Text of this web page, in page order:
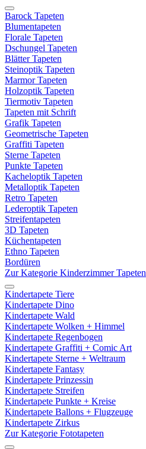
Barock Tapeten
Blumentapeten
Florale Tapeten
Dschungel Tapeten
Blätter Tapeten
Steinoptik Tapeten
Marmor Tapeten
Holzoptik Tapeten
Tiermotiv Tapeten
Tapeten mit Schrift
Grafik Tapeten
Geometrische Tapeten
Graffiti Tapeten
Sterne Tapeten
Punkte Tapeten
Kacheloptik Tapeten
Metalloptik Tapeten
Retro Tapeten
Lederoptik Tapeten
Streifentapeten
3D Tapeten
Küchentapeten
Ethno Tapeten
Bordüren
Zur Kategorie Kinderzimmer Tapeten
Kindertapete Tiere
Kindertapete Dino
Kindertapete Wald
Kindertapete Wolken + Himmel
Kindertapete Regenbogen
Kindertapete Graffiti + Comic Art
Kindertapete Sterne + Weltraum
Kindertapete Fantasy
Kindertapete Prinzessin
Kindertapete Streifen
Kindertapete Punkte + Kreise
Kindertapete Ballons + Flugzeuge
Kindertapete Zirkus
Zur Kategorie Fototapeten